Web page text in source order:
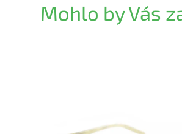
Mohlo by Vás